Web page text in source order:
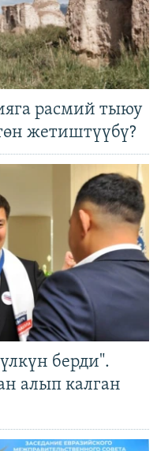
расмий тыюу
жетиштүүбү?
берди".
алып калган